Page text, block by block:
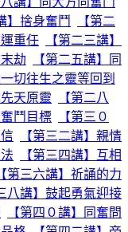
】捨身奮鬥
【第二
運重任
【第二三講】
劫
【第二五講】同
切往生之靈等回到
天原靈
【第二八
鬥目標
【第三０
【第三二講】親情
【第三四講】互相
【第三六講】祈誦的力
八講】鼓起勇氣迎接
【第四０講】同奮問